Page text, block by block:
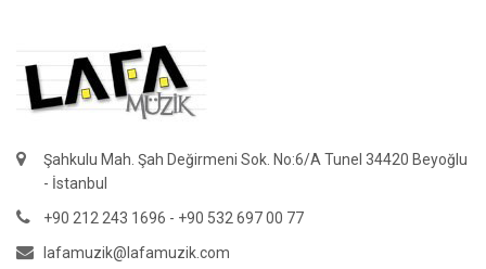
Şahkulu Mah. Şah Değirmeni Sok. No:6/A Tunel 34420 Beyoğlu
- İstanbul
+90 212 243 1696 - +90 532 697 00 77
lafamuzik@lafamuzik.com